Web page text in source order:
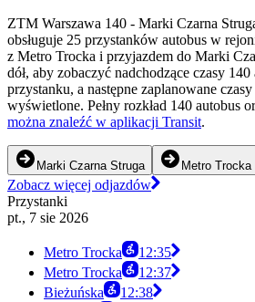
ZTM Warszawa 140 - Marki Czarna
obsługuje 25 przystanków autobus w
z Metro Trocka i przyjazdem do Marki
dół, aby zobaczyć nadchodzące czasy
przystanku, a następne zaplanowane
wyświetlone. Pełny rozkład 140 autobus
można znaleźć w aplikacji Transit.
Marki Czarna Struga Metro Trocka
Zobacz więcej odjazdów
Przystanki
pt., 7 sie 2026
Metro Trocka
12:35
Metro Trocka
12:37
Bieżuńska
12:38